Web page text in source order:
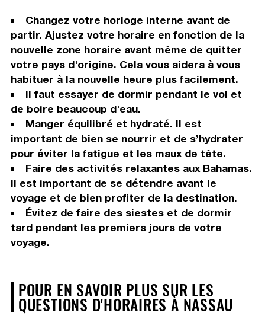
Changez votre horloge interne avant de
partir. Ajustez votre horaire en fonction de la
nouvelle zone horaire avant même de quitter
votre pays d'origine. Cela vous aidera à vous
habituer à la nouvelle heure plus facilement.
Il faut essayer de dormir pendant le vol et
de boire beaucoup d'eau.
Manger équilibré et hydraté. Il est
important de bien se nourrir et de s’hydrater
pour éviter la fatigue et les maux de tête.
Faire des activités relaxantes aux Bahamas.
Il est important de se détendre avant le
voyage et de bien profiter de la destination.
Évitez de faire des siestes et de dormir
tard pendant les premiers jours de votre
voyage.
POUR EN SAVOIR PLUS SUR LES
QUESTIONS D'HORAIRES À NASSAU